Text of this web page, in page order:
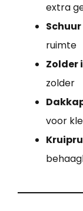
extra
ruimte
Zolder
zolder
voor